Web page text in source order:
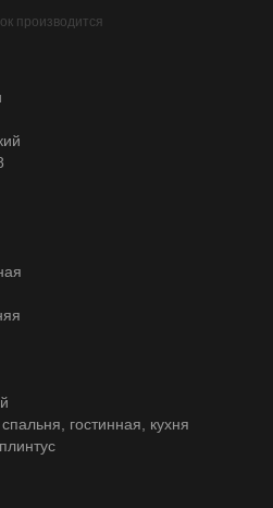
производится
гостинная, кухня